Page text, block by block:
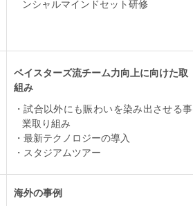
ンシャルマインドセット研修
ベイスターズ流チーム力向上に向けた取
組み
試合以外にも賑わいを染み出させる事
業取り組み
最新テクノロジーの導入
スタジアムツアー
海外の事例